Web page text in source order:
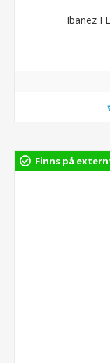
Ibanez
Finns på